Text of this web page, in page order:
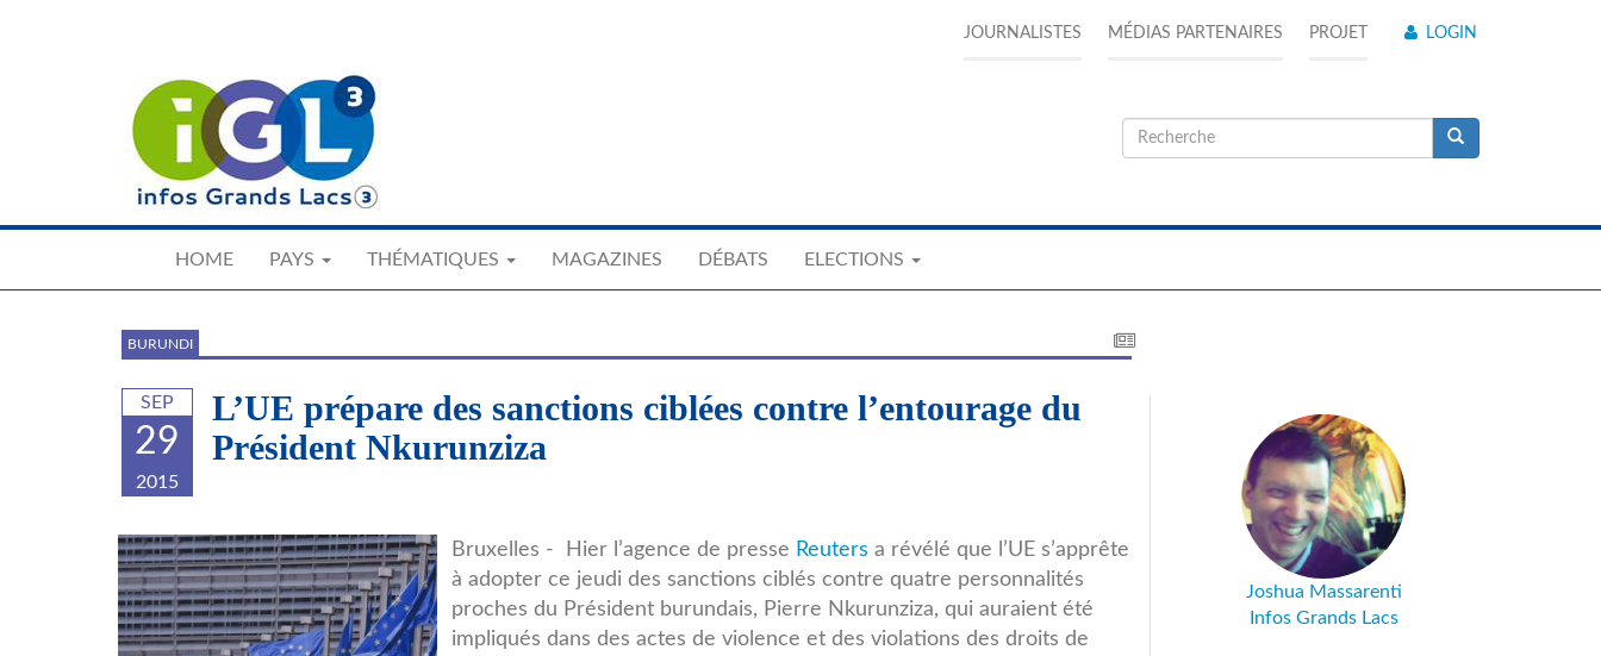
JOURNALISTES MÉDIAS PARTENAIRES PROJET LOGIN
Formulaire
recherche
HOME PAYS THÉMATIQUES MAGAZINES DÉBATS ELECTIONS
BURUNDI
SEP
29
2015
L’UE prépare des sanctions ciblées contre l’entourage du
Président Nkurunziza
UE.jpg Bruxelles - Hier l’agence de presse Reuters a révélé que l’UE s’apprête
à adopter ce jeudi des sanctions ciblés contre quatre personnalités
proches du Président burundais, Pierre Nkurunziza, qui auraient été
impliqués dans des actes de violence et des violations des droits de
Joshua Massarenti
Infos Grands Lacs